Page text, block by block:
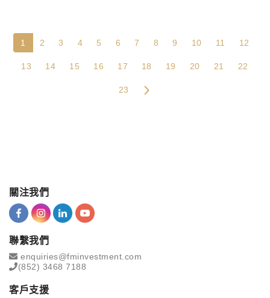
1 2 3 4 5 6 7 8 9 10 11 12
13 14 15 16 17 18 19 20 21 22
23
關注我們
聯繫我們
enquiries@fminvestment.com
(852) 3468 7188
客戶支援